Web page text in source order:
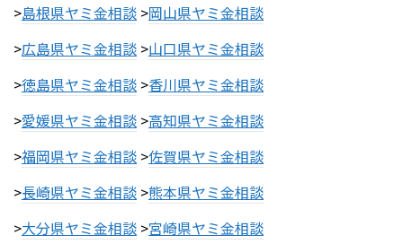
>島根県ヤミ金相談 >岡山県ヤミ金相談
>広島県ヤミ金相談 >山口県ヤミ金相談
>徳島県ヤミ金相談 >香川県ヤミ金相談
>愛媛県ヤミ金相談 >高知県ヤミ金相談
>福岡県ヤミ金相談 >佐賀県ヤミ金相談
>長崎県ヤミ金相談 >熊本県ヤミ金相談
>大分県ヤミ金相談 >宮崎県ヤミ金相談